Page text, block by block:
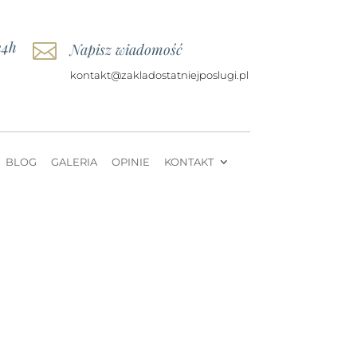
 Napisz wiadomość
kontakt@zakladostatniejposlugi.pl
BLOG GALERIA OPINIE KONTAKT